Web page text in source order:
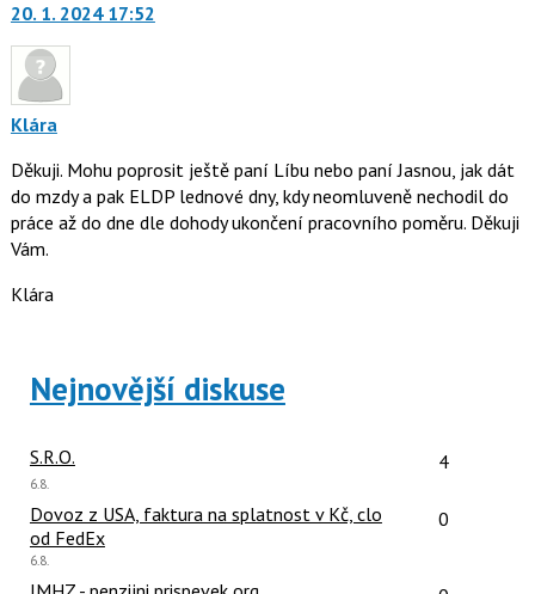
další
nový
názor.
K
navigaci
použít
i
klávesy
N
následující
pro
předchozí
názor
20. 1. 2024 17:52
Klára
Děkuji. Mohu poprosit ještě paní Líbu nebo paní Jasnou, jak dát
do mzdy a pak ELDP lednové dny, kdy neomluveně nechodil do
práce až do dne dle dohody ukončení pracovního poměru. Děkuji
Vám.
Klára
Nejnovější diskuse
S.R.O. Počet
4
Poslední
6.8.
Dovoz z USA, faktura na splatnost v Kč, clo
od FedEx
Počet
0
Poslední
6.8.
Počet